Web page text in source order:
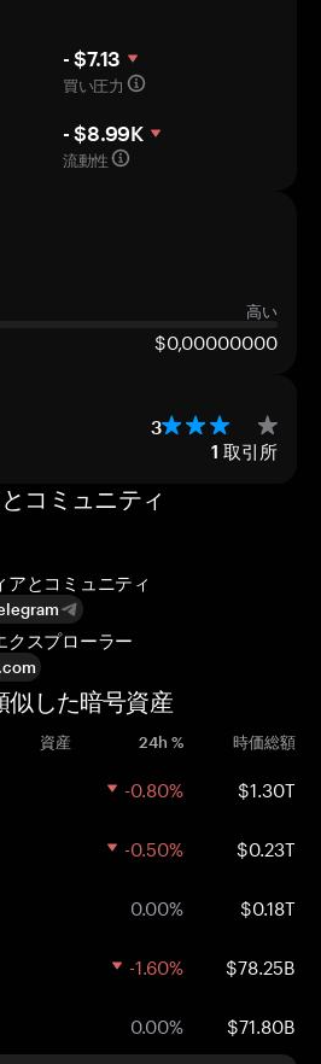
- $7.13
買い圧力
- $8.99K
流動性
高い
$0,00000000
3
1 取引所
コミュニティ
アとコミュニティ
クスプローラー
似した暗号資産
資産 24h % 時価総額
-0.80% $1.30T
-0.50% $0.23T
0.00% $0.18T
-1.60% $78.25B
0.00% $71.80B